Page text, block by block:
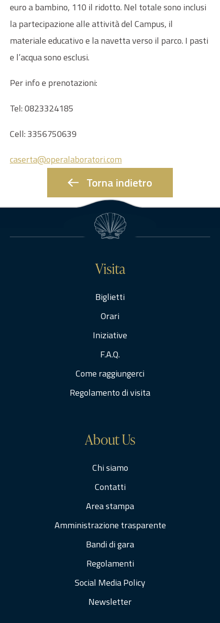
euro a bambino, 110 il ridotto. Nel totale sono inclusi
la partecipazione alle attività del Campus, il
materiale educativo e la navetta verso il parco. I pasti
e l’acqua sono esclusi.
Per info e prenotazioni:
Tel: 0823324185
Cell: 3356750639
caserta@operalaboratori.com
Torna indietro
Visita
Biglietti
Orari
Iniziative
F.A.Q.
Come raggiungerci
Regolamento di visita
About Us
Chi siamo
Contatti
Area stampa
Amministrazione trasparente
Bandi di gara
Regolamenti
Social Media Policy
Newsletter